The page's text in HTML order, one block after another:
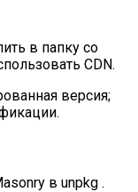
в папку со
CDN.
версия;
в unpkg .